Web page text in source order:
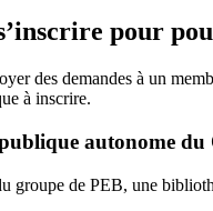
pour
des demandes à un
à inscrire.
autonome du
groupe de PEB, une